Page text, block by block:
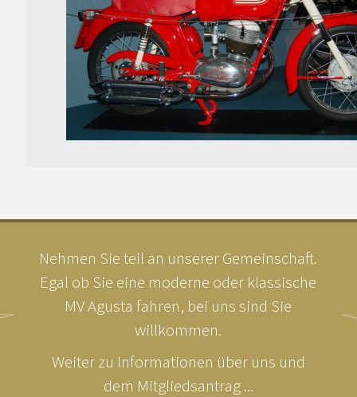
Nehmen Sie teil an unserer Gemeinschaft.
Egal ob Sie eine moderne oder klassische
MV Agusta fahren, bei uns sind Sie
willkommen.
Weiter zu Informationen über uns und
dem Mitgliedsantrag ...